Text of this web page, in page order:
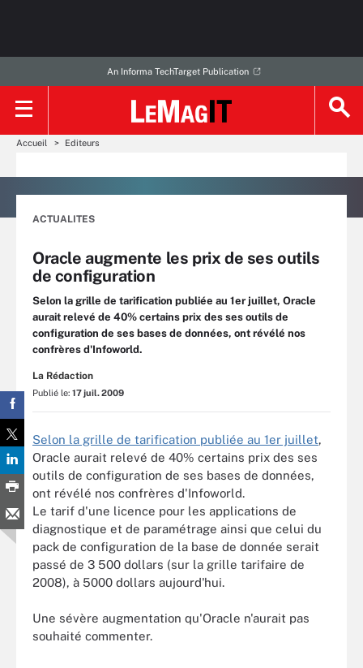
An Informa TechTarget Publication
Accueil Editeurs
ACTUALITES
Oracle augmente les prix de ses outils
de configuration
Selon la grille de tarification publiée au 1er juillet, Oracle
aurait relevé de 40% certains prix des ses outils de
configuration de ses bases de données, ont révélé nos
confrères d'Infoworld.
La Rédaction
Publié le: 17 juil. 2009
Selon la grille de tarification publiée au 1er juillet,
Oracle aurait relevé de 40% certains prix des ses
outils de configuration de ses bases de données,
ont révélé nos confrères d'Infoworld.
Le tarif d'une licence pour les applications de
diagnostique et de paramétrage ainsi que celui du
pack de configuration de la base de donnée serait
passé de 3 500 dollars (sur la grille tarifaire de
2008), à 5000 dollars aujourd'hui.
Une sévère augmentation qu'Oracle n'aurait pas
souhaité commenter.